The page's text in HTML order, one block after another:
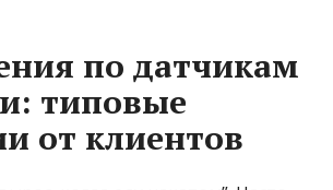
по датчикам
типовые
от клиентов